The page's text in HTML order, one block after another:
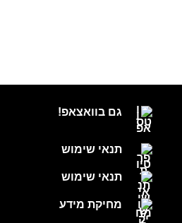
גם בוואצאפ!
תנאי שימוש
תנאי שימוש
מחיקת מידע